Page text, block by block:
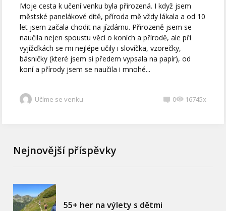
Moje cesta k učení venku byla přirozená. I když jsem
městské panelákové dítě, příroda mě vždy lákala a od 10
let jsem začala chodit na jízdárnu. Přirozeně jsem se
naučila nejen spoustu věcí o koních a přírodě, ale při
vyjížďkách se mi nejlépe učily i slovíčka, vzorečky,
básničky (které jsem si předem vypsala na papír), od
koní a přírody jsem se naučila i mnohé...
Učíme se venku 0 16745x
Nejnovější příspěvky
55+ her na výlety s dětmi